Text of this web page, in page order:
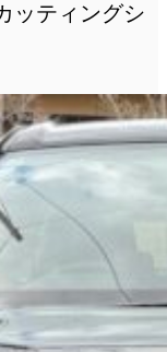
ッティングシ